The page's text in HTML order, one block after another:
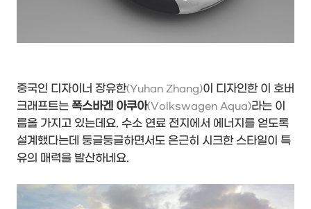
중국인 디자이너 장유한(Yuhan Zhang)이 디자인한 이 호버
크래프트는 폭스바겐 아쿠아(Volkswagen Aqua)라는 이
름을 가지고 있는데요. 수소 연료 전지에서 에너지를 얻도록
설계했다는데 둥글둥글하면서도 은근히 시크한 스타일이 특
유의 매력을 발산하네요.